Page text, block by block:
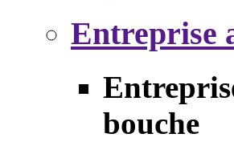
Entreprise
bouche